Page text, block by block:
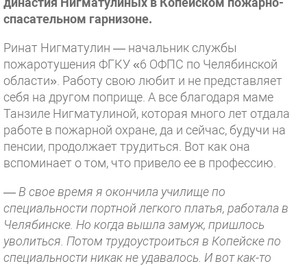
спасательном гарнизоне.
Ринат Нигматулин — начальник службы
пожаротушения ФГКУ «6 ОФПС по Челябинской
области». Работу свою любит и не представляет
себя на другом поприще. А все благодаря маме
Танзиле Нигматулиной, которая много лет отдала
работе в пожарной охране, да и сейчас, будучи на
пенсии, продолжает трудиться. Вот как она
вспоминает о том, что привело ее в профессию.
— В свое время я окончила училище по
специальности портной легкого платья, работала в
Челябинске. Но когда вышла замуж, пришлось
уволиться. Потом трудоустроиться в Копейске по
специальности никак не удавалось. И вот как-то